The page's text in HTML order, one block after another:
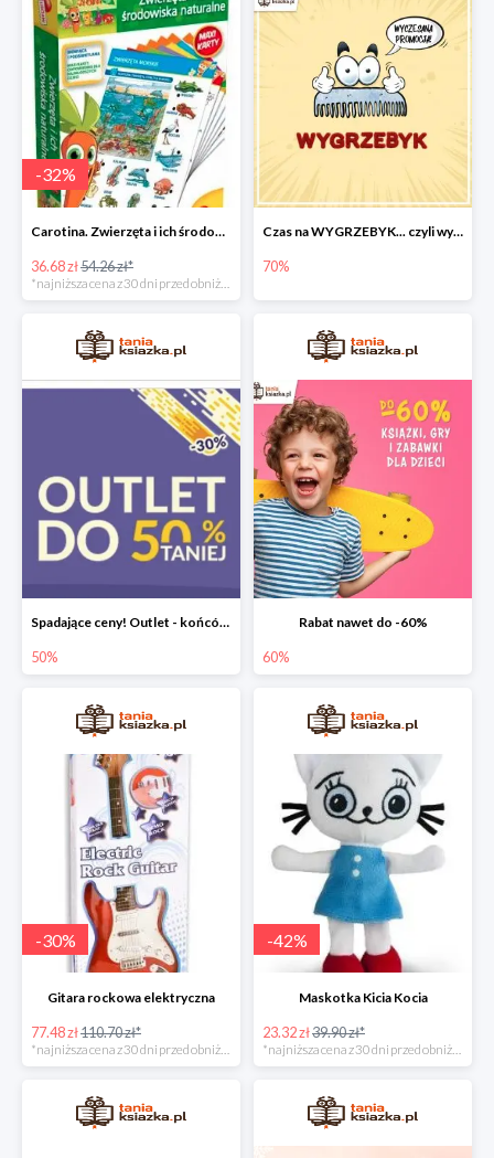
-32%
Carotina. Zwierzęta i ich środowisko naturalne -32%
36.68 zł54.26 zł*
Czas na WYGRZEBYK... czyli wyczesane ceny nawet do - 70%
70%
Spadające ceny! Outlet - końcówki nakładów książek do -50%
50%
Rabat nawet do -60%
60%
-30%
Gitara rockowa elektryczna
77.48 zł110.70 zł*
-42%
Maskotka Kicia Kocia
23.32 zł39.90 zł*